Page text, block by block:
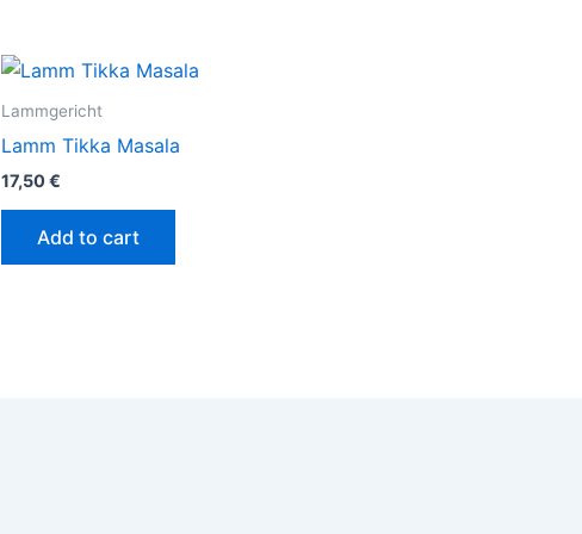
Lammgericht
Lamm Tikka Masala
17,50€
Add to cart